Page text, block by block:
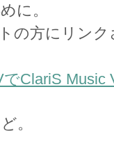
に。
の方にリン
ClariS Music
。